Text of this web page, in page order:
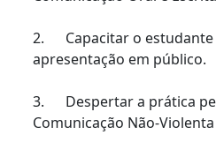
2. Capacitar o estudante
apresentação em público.
3. Despertar a prática
Comunicação Não-Violenta